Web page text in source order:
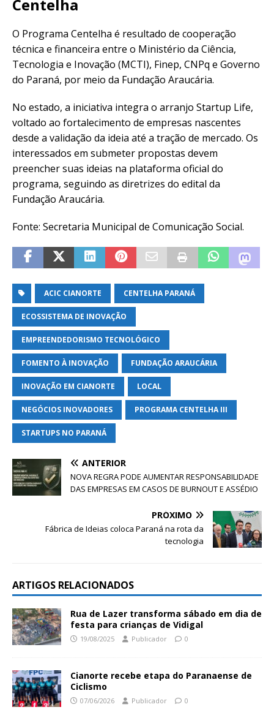
Centelha
O Programa Centelha é resultado de cooperação
técnica e financeira entre o Ministério da Ciência,
Tecnologia e Inovação (MCTI), Finep, CNPq e Governo
do Paraná, por meio da Fundação Araucária.
No estado, a iniciativa integra o arranjo Startup Life,
voltado ao fortalecimento de empresas nascentes
desde a validação da ideia até a tração de mercado. Os
interessados em submeter propostas devem
preencher suas ideias na plataforma oficial do
programa, seguindo as diretrizes do edital da
Fundação Araucária.
Fonte: Secretaria Municipal de Comunicação Social.
ACIC CIANORTE CENTELHA PARANÁ
ECOSSISTEMA DE INOVAÇÃO
EMPREENDEDORISMO TECNOLÓGICO
FOMENTO À INOVAÇÃO FUNDAÇÃO ARAUCÁRIA
INOVAÇÃO EM CIANORTE LOCAL
NEGÓCIOS INOVADORES PROGRAMA CENTELHA III
STARTUPS NO PARANÁ
ANTERIOR
NOVA REGRA PODE AUMENTAR RESPONSABILIDADE
DAS EMPRESAS EM CASOS DE BURNOUT E ASSÉDIO
PRÓXIMO
Fábrica de Ideias coloca Paraná na rota da
tecnologia
ARTIGOS RELACIONADOS
Rua de Lazer transforma sábado em dia de
festa para crianças de Vidigal
19/08/2025 Publicador 0
Cianorte recebe etapa do Paranaense de
Ciclismo
07/06/2026 Publicador 0